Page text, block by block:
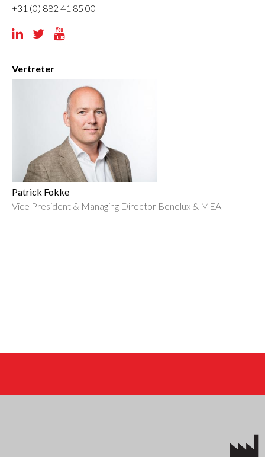
+31 (0) 882 41 85 00
  
Vertreter
Patrick Fokke
Vice President & Managing Director Benelux & MEA